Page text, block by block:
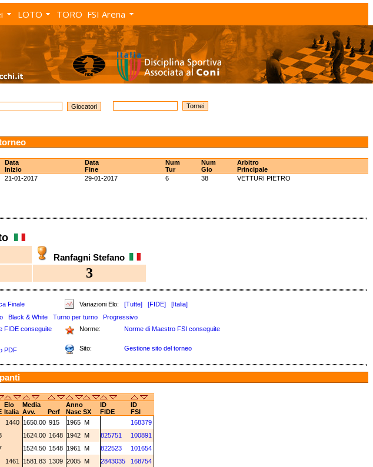
LOTO TORO FSI Arena
Data
Inizio
Data
Fine
Num
Tur
Num
Gio
Arbitro
Principale
21-01-2017 29-01-2017 6 38
VETTURI PIETRO
Ranfagni Stefano
3
Finale Variazioni Elo: [Tutte] [FIDE]
[Italia]
Black & White Turno per turno
Progressivo
FIDE conseguite Norme: Norme di Maestro FSI conseguite
PDF Sito: Gestione sito del torneo
Elo Media Anno ID
ID
Italia Avv. Perf Nasc SX FIDE
FSI
1440 1650.00 915 1965 M
168379
1624.00 1648 1942 M 825751
100891
1524.50 1548 1961 M 822523
101654
1461 1581.83 1309 2005 M 2843035
168754